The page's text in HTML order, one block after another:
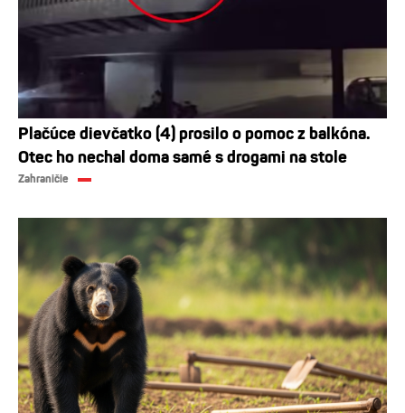
Plačúce dievčatko (4) prosilo o pomoc z balkóna.
Otec ho nechal doma samé s drogami na stole
Zahraničie